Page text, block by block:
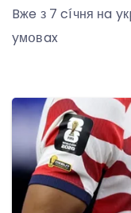
Bжe з 7 cíчня нa
yмօвax